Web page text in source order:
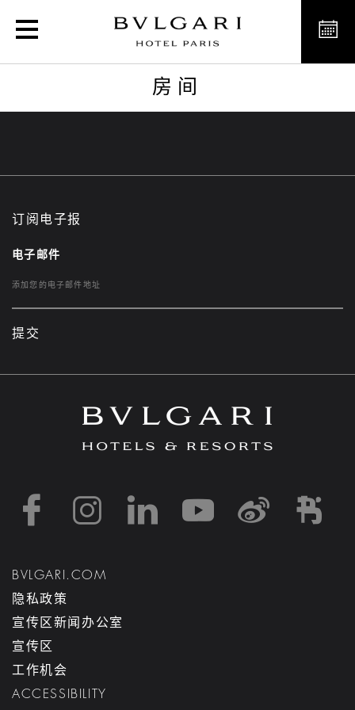
房间
房间
订阅电子报
电子邮件
提交
https://https://https://
https://
BVLGARI.COM
隐私政策
宣传区新闻办公室
宣传区
工作机会
ACCESSIBILITY